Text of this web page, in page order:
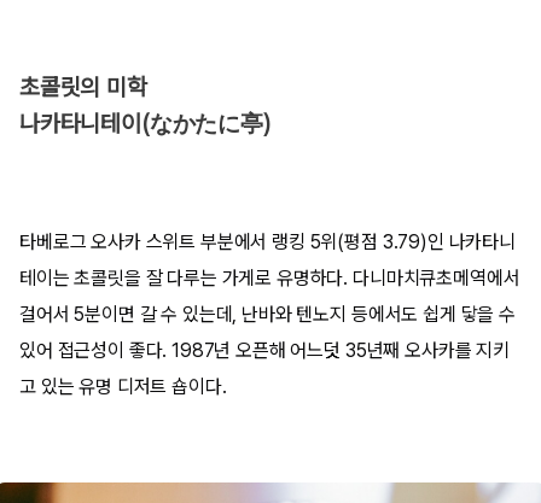
초콜릿의 미학
나카타니테이(なかたに亭)
타베로그 오사카 스위트 부분에서 랭킹 5위(평점 3.79)인 나카타니
테이는 초콜릿을 잘 다루는 가게로 유명하다. 다니마치큐초메역에서
걸어서 5분이면 갈 수 있는데, 난바와 텐노지 등에서도 쉽게 닿을 수
있어 접근성이 좋다. 1987년 오픈해 어느덧 35년째 오사카를 지키
고 있는 유명 디저트 숍이다.